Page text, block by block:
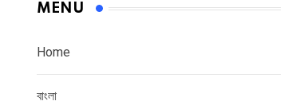
MENU
Home
বাংলা